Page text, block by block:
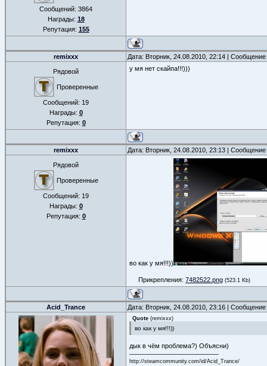
Сообщений: 3864
Награды: 18
Репутация: 155
remixxx Дата: Вторник, 24.08.2010, 22:14 |
Рядовой
Проверенные
Сообщений: 19
Награды: 0
Репутация: 0
у мя нет скайпа!!!)))
remixxx Дата: Вторник, 24.08.2010, 23:13 |
Рядовой
Проверенные
Сообщений: 19
Награды: 0
Репутация: 0
во как у мя!!!))
Прикрепления: 7482522.png (523.1 Kb)
Acid_Trance Дата: Вторник, 24.08.2010, 23:16 |
Quote (remixxx)
во как у мя!!!))
дык в чём проблема?) Объясни)
http://steamcommunity.com/id/Acid_Trance/